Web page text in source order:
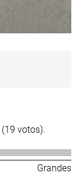
(19 votos).
Grandes